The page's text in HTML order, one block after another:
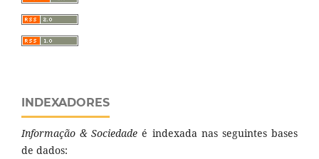
INDEXADORES
Informação & Sociedadeé indexada nas seguintes bases
de dados: